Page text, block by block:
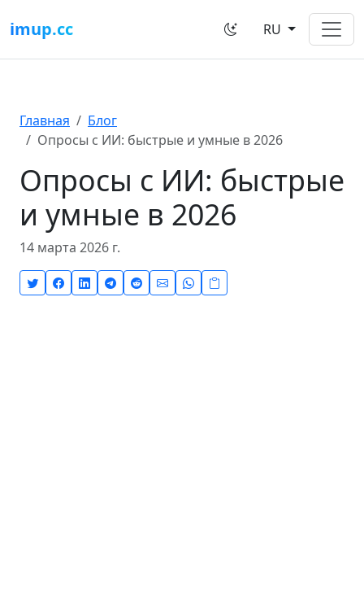
imup.cc RU
Главная
Блог
Опросы с ИИ: быстрые и умные в 2026
Опросы с ИИ: быстрые
и умные в 2026
14 марта 2026 г.